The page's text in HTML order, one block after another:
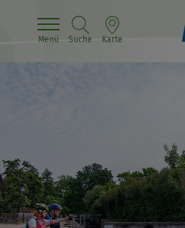
Menü Suche Karte